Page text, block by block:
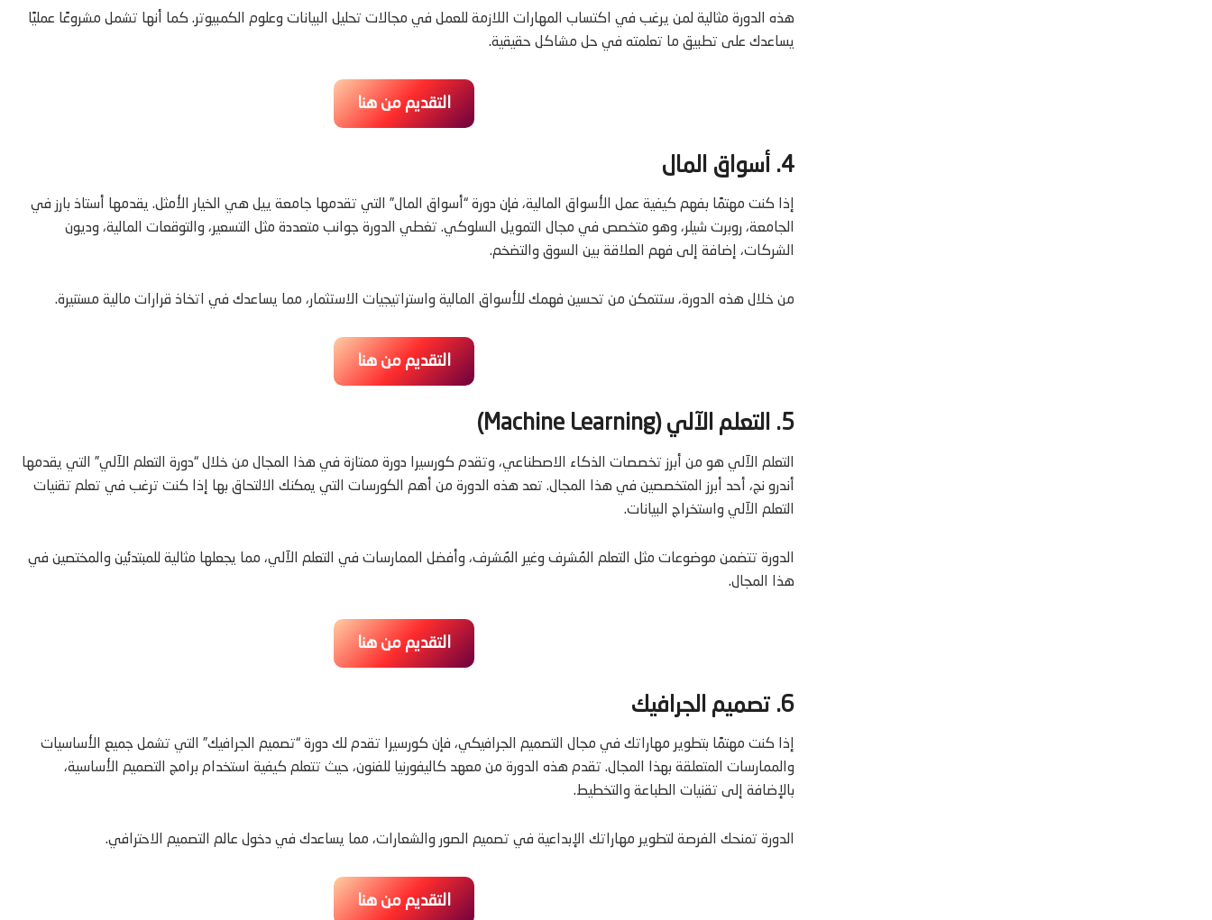
هذه الدورة مثالية لمن يرغب في اكتساب المهارات اللازمة للعمل في مجالات تحليل البيانات وعلوم الكمبيوتر. كما أنها تشمل مشروعًا عمليًا
يساعدك على تطبيق ما تعلمته في حل مشاكل حقيقية.
التقديم من هنا
4. أسواق المال
إذا كنت مهتمًا بفهم كيفية عمل الأسواق المالية، فإن دورة “أسواق المال” التي تقدمها جامعة ييل هي الخيار الأمثل. يقدمها أستاذ بارز في
الجامعة، روبرت شيلر، وهو متخصص في مجال التمويل السلوكي. تغطي الدورة جوانب متعددة مثل التسعير، والتوقعات المالية، وديون
الشركات، إضافة إلى فهم العلاقة بين السوق والتضخم.
من خلال هذه الدورة، ستتمكن من تحسين فهمك للأسواق المالية واستراتيجيات الاستثمار، مما يساعدك في اتخاذ قرارات مالية مستنيرة.
التقديم من هنا
5. التعلم الآلي (Machine Learning)
التعلم الآلي هو من أبرز تخصصات الذكاء الاصطناعي، وتقدم كورسيرا دورة ممتازة في هذا المجال من خلال “دورة التعلم الآلي” التي يقدمها
أندرو نج، أحد أبرز المتخصصين في هذا المجال. تعد هذه الدورة من أهم الكورسات التي يمكنك الالتحاق بها إذا كنت ترغب في تعلم تقنيات
التعلم الآلي واستخراج البيانات.
الدورة تتضمن موضوعات مثل التعلم المُشرف وغير المُشرف، وأفضل الممارسات في التعلم الآلي، مما يجعلها مثالية للمبتدئين والمختصين في
هذا المجال.
التقديم من هنا
6. تصميم الجرافيك
إذا كنت مهتمًا بتطوير مهاراتك في مجال التصميم الجرافيكي، فإن كورسيرا تقدم لك دورة “تصميم الجرافيك” التي تشمل جميع الأساسيات
والممارسات المتعلقة بهذا المجال. تقدم هذه الدورة من معهد كاليفورنيا للفنون، حيث تتعلم كيفية استخدام برامج التصميم الأساسية،
بالإضافة إلى تقنيات الطباعة والتخطيط.
الدورة تمنحك الفرصة لتطوير مهاراتك الإبداعية في تصميم الصور والشعارات، مما يساعدك في دخول عالم التصميم الاحترافي.
التقديم من هنا